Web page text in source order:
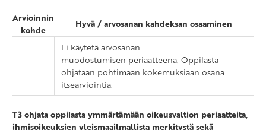
Arvioinnin
kohde
Hyvä / arvosanan kahdeksan osaaminen
Ei käytetä arvosanan
muodostumisen periaatteena. Oppilasta
ohjataan pohtimaan kokemuksiaan osana
itsearviointia.
T3 ohjata oppilasta ymmärtämään oikeusvaltion periaatteita,
ihmisoikeuksien yleismaailmallista merkitystä sekä